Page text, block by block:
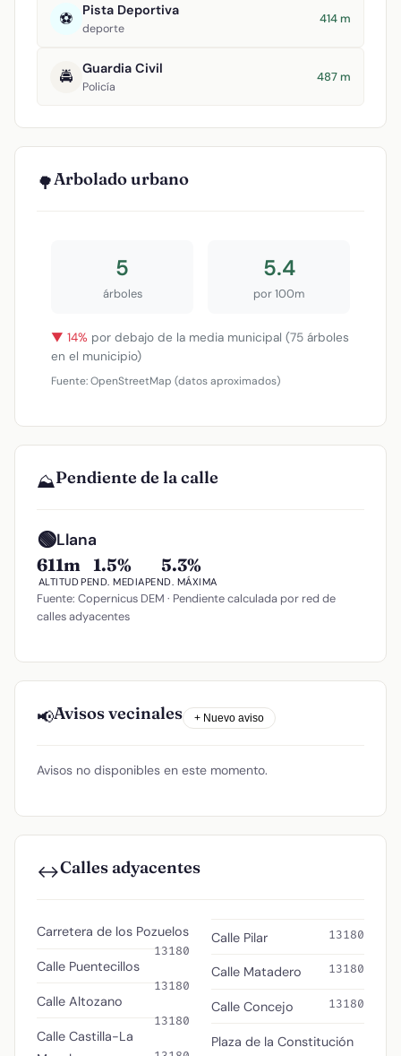
⚽ Pista Deportiva
deporte
414 m
🚔 Guardia Civil
Policía
487 m
🌳Arbolado urbano
5
árboles
5.4
por 100m
▼ 14% por debajo de la media municipal (75 árboles
en el municipio)
Fuente: OpenStreetMap (datos aproximados)
⛰️Pendiente de la calle
🟢Llana
611m
ALTITUD
1.5%
PEND. MEDIA
5.3%
PEND. MÁXIMA
Fuente: Copernicus DEM · Pendiente calculada por red de
calles adyacentes
📢Avisos vecinales + Nuevo aviso
Avisos no disponibles en este momento.
↔️Calles adyacentes
Carretera de los Pozuelos
13180
Calle Puentecillos
13180
Calle Altozano
13180
Calle Castilla-La
Calle Pilar 13180
Calle Matadero 13180
Calle Concejo 13180
Plaza de la Constitución